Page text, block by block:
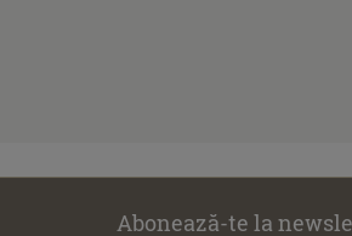
Abonează-te la